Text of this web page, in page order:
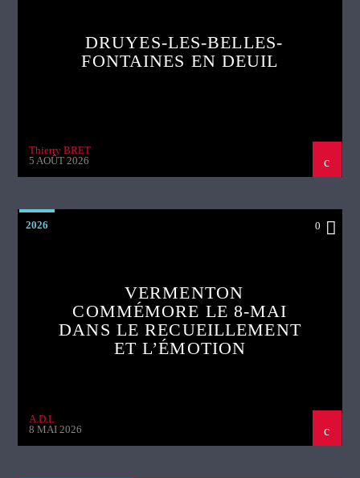
DRUYES-LES-BELLES-
FONTAINES EN DEUIL
Thierry BRET
5 AOÛT 2026
2026 0
VERMENTON
COMMÉMORE LE 8-MAI
DANS LE RECUEILLEMENT
ET L’ÉMOTION
A.D.L
8 MAI 2026